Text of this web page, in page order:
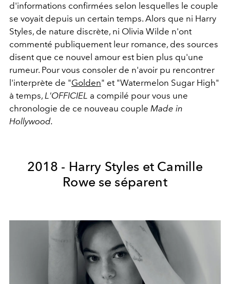
d'informations confirmées selon lesquelles le couple
se voyait depuis un certain temps. Alors que ni Harry
Styles, de nature discrète, ni Olivia Wilde n'ont
commenté publiquement leur romance, des sources
disent que ce nouvel amour est bien plus qu'une
rumeur. Pour vous consoler de n'avoir pu rencontrer
l'interprète de "Golden" et "Watermelon Sugar High"
à temps, L'OFFICIEL a compilé pour vous une
chronologie de ce nouveau couple Made in
Hollywood.
2018 - Harry Styles et Camille
Rowe se séparent